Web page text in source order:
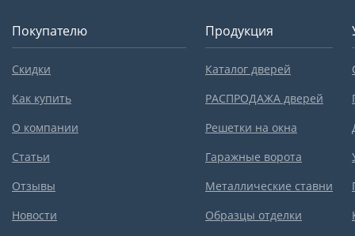
Покупателю
Скидки
Как купить
О компании
Статьи
Отзывы
Новости
Продукция
Каталог дверей
РАСПРОДАЖА дверей
Решетки на окна
Гаражные ворота
Металлические ставни
Образцы отделки